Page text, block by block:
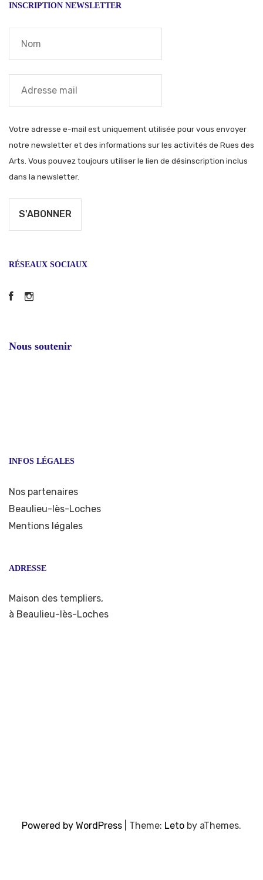
INSCRIPTION NEWSLETTER
Votre adresse e-mail est uniquement utilisée pour vous envoyer
notre newsletter et des informations sur les activités de Rues des
Arts. Vous pouvez toujours utiliser le lien de désinscription inclus
dans la newsletter.
RÉSEAUX SOCIAUX
Facebook
Instagram
Nous soutenir
INFOS LÉGALES
Nos partenaires
Beaulieu-lès-Loches
Mentions légales
ADRESSE
Maison des templiers,
à Beaulieu-lès-Loches
Powered by WordPress Theme: Leto by aThemes.